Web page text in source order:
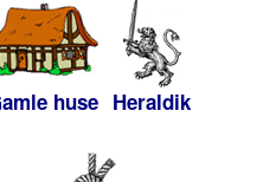
huse Heraldik